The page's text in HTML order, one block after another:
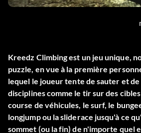
Kreedz Climbing est un jeu unique,
puzzle, en vue à la première
lequel le joueur tente de sauter et
disciplines comme le tir sur des
course de véhicules, le surf, le
longjump ou la sliderace jusqu'à ce
sommet (ou la fin) de n'importe quel